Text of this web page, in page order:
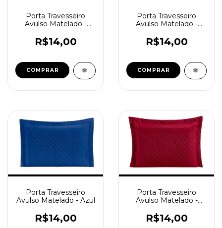
Porta Travesseiro
Avulso Matelado -
R$14,00
Porta Travesseiro
Avulso Matelado -
R$14,00
Porta Travesseiro
Avulso Matelado - Azul
R$14,00
Porta Travesseiro
Avulso Matelado -
R$14,00